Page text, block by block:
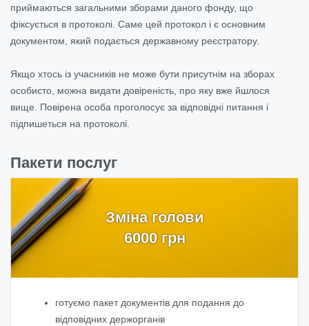
приймаються загальними зборами даного фонду, що
фіксується в протоколі. Саме цей протокол і є основним
документом, який подається державному реєстратору.
Якщо хтось із учасників не може бути присутнім на зборах
особисто, можна видати довіреність, про яку вже йшлося
вище. Повірена особа проголосує за відповідні питання і
підпишеться на протоколі.
Пакети послуг
Зміна голови
6000 грн
готуємо пакет документів для подання до
відповідних держорганів